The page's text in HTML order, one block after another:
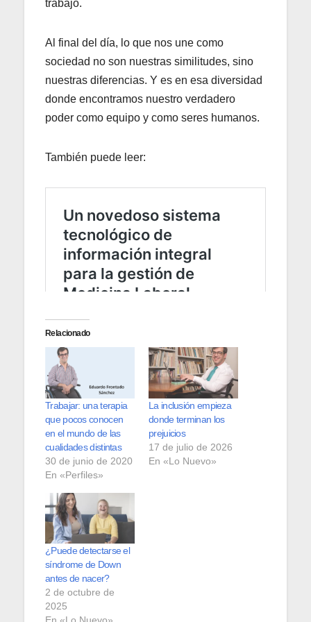
trabajo.
Al final del día, lo que nos une como
sociedad no son nuestras similitudes, sino
nuestras diferencias. Y es en esa diversidad
donde encontramos nuestro verdadero
poder como equipo y como seres humanos.
También puede leer:
Relacionado
Trabajar: una terapia
que pocos conocen
en el mundo de las
cualidades distintas
30 de junio de 2020
En «Perfiles»
La inclusión empieza
donde terminan los
prejuicios
17 de julio de 2026
En «Lo Nuevo»
¿Puede detectarse el
síndrome de Down
antes de nacer?
2 de octubre de
2025